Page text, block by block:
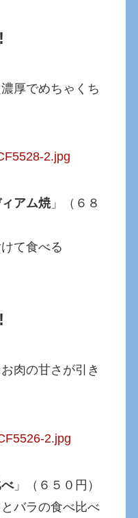
厚でめちゃくち
アム焼」（６８
て食べる
肉の甘さが引き
」（６５０円）
バラの食べ比べ